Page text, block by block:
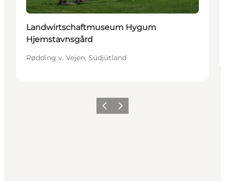
Landwirtschaftmuseum Hygum
Hjemstavnsgård
Rødding v. Vejen, Südjütland
Vorherige Folie
Nächste Folie